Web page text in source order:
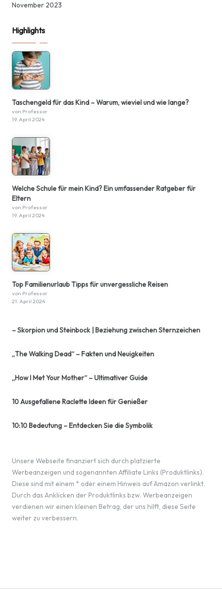
November 2023
Highlights
Taschengeld für das Kind – Warum, wieviel und wie lange?
von Professor
19. April 2024
Welche Schule für mein Kind? Ein umfassender Ratgeber für
Eltern
von Professor
19. April 2024
Top Familienurlaub Tipps für unvergessliche Reisen
von Professor
21. April 2024
– Skorpion und Steinbock | Beziehung zwischen Sternzeichen
„The Walking Dead“ – Fakten und Neuigkeiten
„How I Met Your Mother“ – Ultimativer Guide
10 Ausgefallene Raclette Ideen für Genießer
10:10 Bedeutung – Entdecken Sie die Symbolik
Unsere Webseite finanziert sich durch platzierte
Werbeanzeigen und sogenannten Affiliate Links (Produktlinks).
Diese sind mit einem * oder einem Hinweis auf Amazon verlinkt.
Durch das Anklicken der Produktlinks bzw. Werbeanzeigen
verdienen wir einen kleinen Betrag, der uns hilft, diese Seite
weiter zu verbessern.